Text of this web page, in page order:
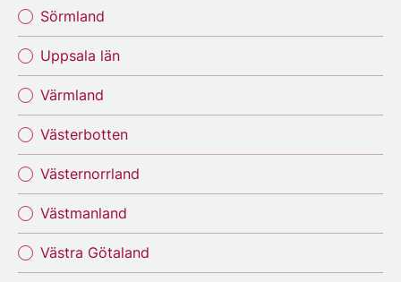
Sörmland
Uppsala län
Värmland
Västerbotten
Västernorrland
Västmanland
Västra Götaland